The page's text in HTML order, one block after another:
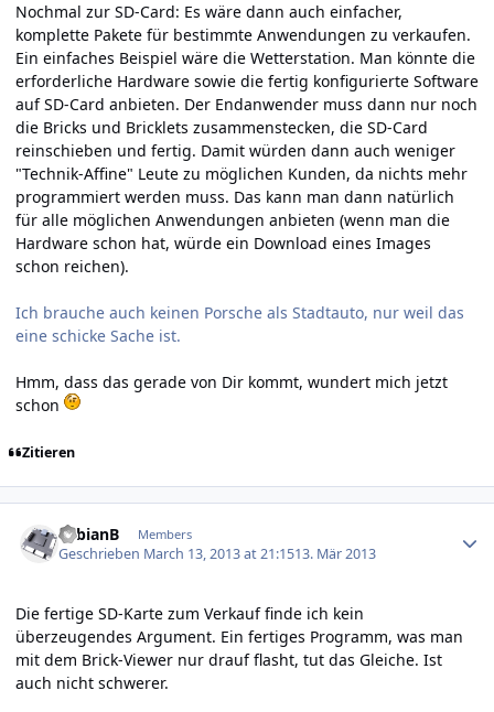
Nochmal zur SD-Card: Es wäre dann auch einfacher,
komplette Pakete für bestimmte Anwendungen zu verkaufen.
Ein einfaches Beispiel wäre die Wetterstation. Man könnte die
erforderliche Hardware sowie die fertig konfigurierte Software
auf SD-Card anbieten. Der Endanwender muss dann nur noch
die Bricks und Bricklets zusammenstecken, die SD-Card
reinschieben und fertig. Damit würden dann auch weniger
"Technik-Affine" Leute zu möglichen Kunden, da nichts mehr
programmiert werden muss. Das kann man dann natürlich
für alle möglichen Anwendungen anbieten (wenn man die
Hardware schon hat, würde ein Download eines Images
schon reichen).
Ich brauche auch keinen Porsche als Stadtauto, nur weil das
eine schicke Sache ist.
Hmm, dass das gerade von Dir kommt, wundert mich jetzt
schon
Zitieren
FabianB Members
Geschrieben March 13, 2013 at 21:1513. Mär 2013
Die fertige SD-Karte zum Verkauf finde ich kein
überzeugendes Argument. Ein fertiges Programm, was man
mit dem Brick-Viewer nur drauf flasht, tut das Gleiche. Ist
auch nicht schwerer.